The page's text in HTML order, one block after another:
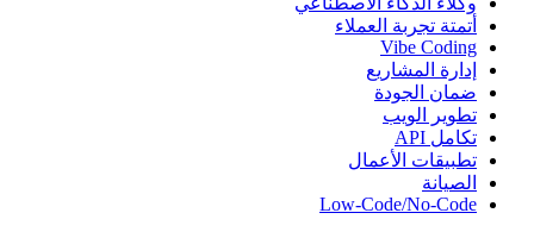
أتمتة تجربة العملاء
Vibe Coding
إدارة المشاريع
ضمان الجودة
تطوير الويب
تكامل API
تطبيقات الأعمال
الصيانة
Low-Code/No-Code